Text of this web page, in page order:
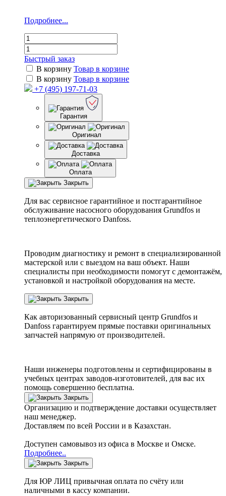
Подробнее...
Быстрый заказ
В корзину Товар в корзине
В корзину Товар в корзине
+7 (495) 197-71-03
Гарантия
Оригинал
Доставка
Оплата
Закрыть
Для вас сервисное гарантийное и постгарантийное
обслуживание насосного оборудования Grundfos и
теплоэнергетического Danfoss.
Проводим диагностику и ремонт в специализированной
мастерской или с выездом на ваш объект. Наши
специалисты при необходимости помогут с демонтажём,
установкой и настройкой оборудования на месте.
Закрыть
Как авторизованный сервисный центр Grundfos и
Danfoss гарантируем прямые поставки оригинальных
запчастей напрямую от производителей.
Наши инженеры подготовлены и сертифицированы в
учебных центрах заводов-изготовителей, для вас их
помощь совершенно бесплатна.
Закрыть
Организацию и подтверждение доставки осуществляет
наш менеджер.
Доставляем по всей России и в Казахстан.
Доступен самовывоз из офиса в Москве и Омске.
Подробнее..
Закрыть
Для ЮР ЛИЦ привычная оплата по счёту или
наличными в кассу компании.